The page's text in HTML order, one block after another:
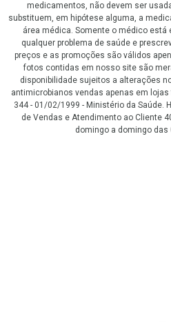
medicamentos, não devem ser
substituem, em hipótese alguma, a
área médica. Somente o médico
qualquer problema de saúde e
preços e as promoções são válidos
fotos contidas em nosso site são
disponibilidade sujeitos a alterações
antimicrobianos vendas apenas em
344 - 01/02/1999 - Ministério da Saúde.
de Vendas e Atendimento ao Cliente
domingo a domingo das